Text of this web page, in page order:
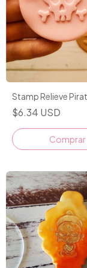
Stamp Relieve
$6.34 USD